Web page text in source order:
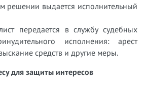
решении выдается исполнительный
передается в службу судебных
исполнения: арест
средств и другие меры.
для защиты интересов